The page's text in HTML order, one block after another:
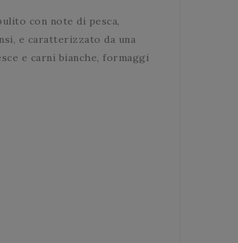
con note di pesca,
e caratterizzato da una
e carni bianche, formaggi